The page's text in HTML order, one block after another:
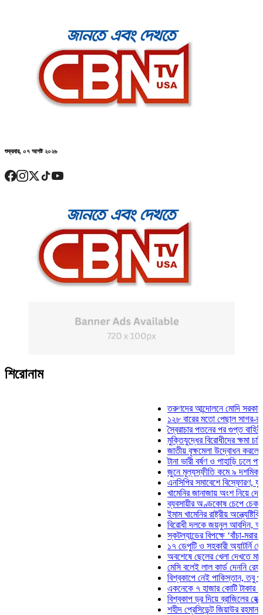
শুক্রবার, ০৭ আগষ্ট ২০২৬
শিরোনাম
তরুণদের আন্দোলনে মোদি সরকার
১২৮ বারের মতো পেছাল সাগর-রুনি
স্বৈরাচার পতনের পর গুপ্ত বাহিনীর
মুক্তিযুদ্ধের বিরোধীদের ক্ষমা চাইতে
জাতীয় বৃক্ষমেলা উদ্বোধন করলেন
টানা ভারী বর্ষণ ও পাহাড়ি ঢলে
জুনে মূল্যস্ফীতি কমে ৯ দশমিক ১৬
এনসিপির সমাবেশে বিস্ফোরণ,
খামেনির জানাজায় অংশ নিয়ে দেশে
ব্যবসায়ীর অণ্ডকোষ চেপে চেক-
ইমাম খামেনির রাষ্ট্রীয়
বিরোধী দলকে জয়নুল আবদিন,
স্কটল্যান্ডের বিপক্ষে ‘বাঁচা-মরার
১৭ ডেপুটি ও সহকারী অ্যাটর্নি
অবশেষে ছেলের খেলা দেখতে মাঠে
মেসি বলেই লাল কার্ড দেননি রেফারি!
বিশ্বকাপে নেই পাকিস্তান, তবু
একনেকে ৭ হাজার কোটি টাকার ৫
বিশ্বকাপ ড্র দিয়ে ব্রাজিলের হেক্সা
শহীদ প্রেসিডেন্ট জিয়াউর রহমান